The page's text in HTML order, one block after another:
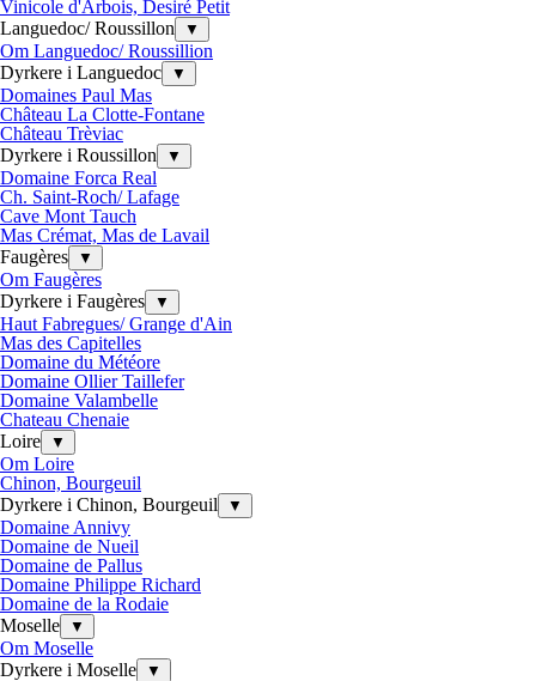
Vinicole d'Arbois, Desiré Petit
Languedoc/ Roussillon
▼
Om Languedoc/ Roussillion
Dyrkere i Languedoc
▼
Domaines Paul Mas
Château La Clotte-Fontane
Château Trèviac
Dyrkere i Roussillon
▼
Domaine Forca Real
Ch. Saint-Roch/ Lafage
Cave Mont Tauch
Mas Crémat, Mas de Lavail
Faugères
▼
Om Faugères
Dyrkere i Faugères
▼
Haut Fabregues/ Grange d'Ain
Mas des Capitelles
Domaine du Météore
Domaine Ollier Taillefer
Domaine Valambelle
Chateau Chenaie
Loire
▼
Om Loire
Chinon, Bourgeuil
Dyrkere i Chinon, Bourgeuil
▼
Domaine Annivy
Domaine de Nueil
Domaine de Pallus
Domaine Philippe Richard
Domaine de la Rodaie
Moselle
▼
Om Moselle
Dyrkere i Moselle
▼